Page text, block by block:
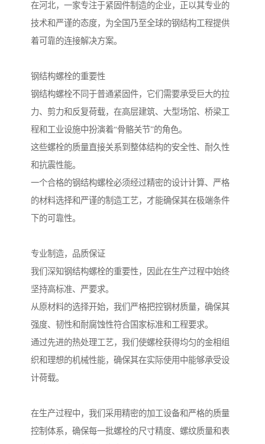
在河北，一家专注于紧固件制造的企业，正以其专业的
技术和严谨的态度，为全国乃至全球的钢结构工程提供
着可靠的连接解决方案。
钢结构螺栓的重要性
钢结构螺栓不同于普通紧固件，它们需要承受巨大的拉
力、剪力和反复荷载，在高层建筑、大型场馆、桥梁工
程和工业设施中扮演着“骨骼关节”的角色。
这些螺栓的质量直接关系到整体结构的安全性、耐久性
和抗震性能。
一个合格的钢结构螺栓必须经过精密的设计计算、严格
的材料选择和严谨的制造工艺，才能确保其在极端条件
下的可靠性。
专业制造，品质保证
我们深知钢结构螺栓的重要性，因此在生产过程中始终
坚持高标准、严要求。
从原材料的选择开始，我们严格把控钢材质量，确保其
强度、韧性和耐腐蚀性符合国家标准和工程要求。
通过先进的热处理工艺，我们使螺栓获得均匀的金相组
织和理想的机械性能，确保其在实际使用中能够承受设
计荷载。
在生产过程中，我们采用精密的加工设备和严格的质量
控制体系，确保每一批螺栓的尺寸精度、螺纹质量和表